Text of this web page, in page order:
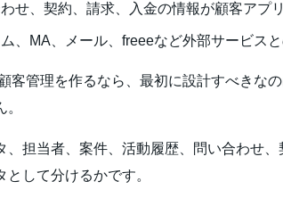
せ、契約、請求、入金の情報が顧客アプ
、MA、メール、freeeなど外部サービス
客管理を作るなら、最初に設計すべきな
、担当者、案件、活動履歴、問い合わせ
として分けるかです。